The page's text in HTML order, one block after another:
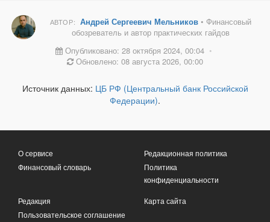
АВТОР: Андрей Сергеевич Мельников• Финансовый
обозреватель и автор практических гайдов
Опубликовано: 28 октября 2024, 00:04 •
Обновлено: 08 августа 2026, 00:00
Источник данных: ЦБ РФ (Центральный банк Российской
Федерации).
О сервисе
Финансовый словарь
Редакционная политика
Политика
конфиденциальности
Редакция
Пользовательское соглашение
Карта сайта